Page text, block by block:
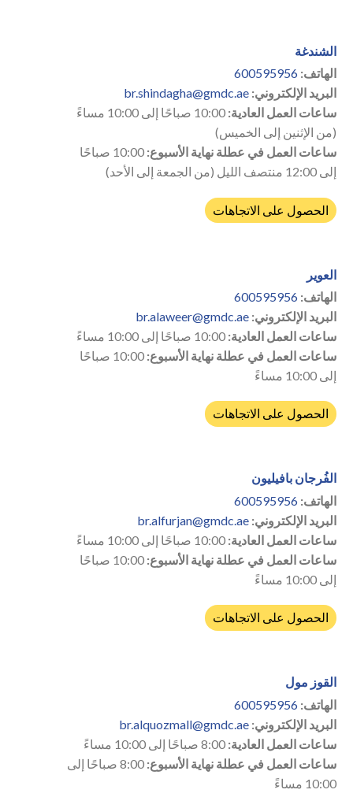
الشندغة
الهاتف: 600595956
البريد الإلكتروني: br.shindagha@gmdc.ae
ساعات العمل العادية:
10:00 صباحًا إلى 10:00 مساءً
(من الإثنين إلى الخميس)
ساعات العمل في عطلة نهاية الأسبوع:
10:00 صباحًا
إلى 12:00 منتصف الليل (من الجمعة إلى الأحد)
الحصول على الاتجاهات
العوير
الهاتف: 600595956
البريد الإلكتروني: br.alaweer@gmdc.ae
ساعات العمل العادية:
ساعات العمل في عطلة نهاية الأسبوع:
10:00 صباحًا
إلى 10:00 مساءً
الحصول على الاتجاهات
الفُرجان بافيليون
الهاتف: 600595956
البريد الإلكتروني: br.alfurjan@gmdc.ae
ساعات العمل العادية:
ساعات العمل في عطلة نهاية الأسبوع:
10:00 صباحًا
إلى 10:00 مساءً
الحصول على الاتجاهات
القوز مول
الهاتف: 600595956
البريد الإلكتروني: br.alquozmall@gmdc.ae
ساعات العمل العادية:
ساعات العمل في عطلة نهاية الأسبوع:
8:00 صباحًا إلى
10:00 مساءً